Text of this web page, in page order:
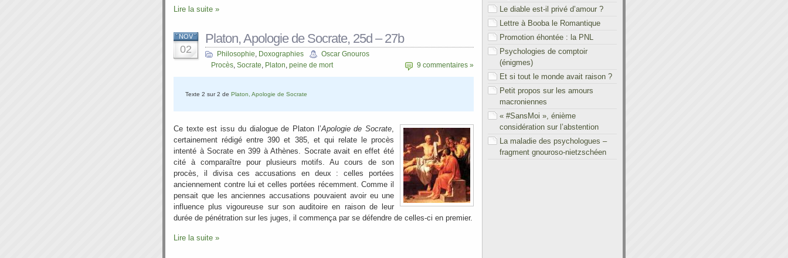
Lire la suite »
NOV
02
Platon, Apologie de Socrate, 25d – 27b
Philosophie, Doxographies
Oscar Gnouros
Procès, Socrate, Platon, peine de mort 9 commentaires »
Texte 2 sur 2 de Platon, Apologie de Socrate
Ce texte est issu du dialogue de Platon l’Apologie de Socrate,
certainement rédigé entre 390 et 385, et qui relate le procès
intenté à Socrate en 399 à Athènes. Socrate avait en effet été
cité à comparaître pour plusieurs motifs. Au cours de son
procès, il divisa ces accusations en deux : celles portées
anciennement contre lui et celles portées récemment. Comme il
pensait que les anciennes accusations pouvaient avoir eu une
influence plus vigoureuse sur son auditoire en raison de leur
durée de pénétration sur les juges, il commença par se défendre de celles-ci en premier.
Lire la suite »
Le diable est-il privé d’amour ?
Lettre à Booba le Romantique
Promotion éhontée : la PNL
Psychologies de comptoir
(énigmes)
Et si tout le monde avait raison ?
Petit propos sur les amours
macroniennes
« #SansMoi », énième
considération sur l’abstention
La maladie des psychologues –
fragment gnouroso-nietzschéen